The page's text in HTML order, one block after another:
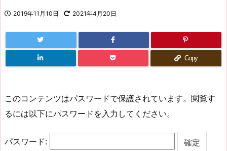
2019年11月10日 2021年4月20日
Copy
このコンテンツはパスワードで保護されています。閲覧す
るには以下にパスワードを入力してください。
パスワード: